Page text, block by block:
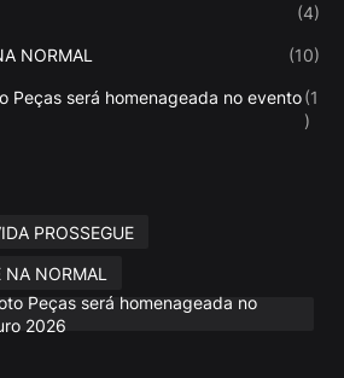
(4)
NORMAL (10)
Peças será homenageada no evento(1
)
PROSSEGUE
NA NORMAL
Peças será homenageada no
2026